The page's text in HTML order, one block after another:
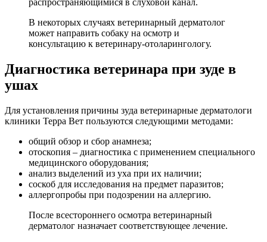
распространяющимися в слуховой канал.
В некоторых случаях ветеринарный дерматолог
может направить собаку на осмотр и
консультацию к ветеринару-отоларингологу.
Диагностика ветеринара при зуде в
ушах
Для установления причины зуда ветеринарные дерматологи
клиники Терра Вет пользуются следующими методами:
общий обзор и сбор анамнеза;
отоскопия – диагностика с применением специального
медицинского оборудования;
анализ выделений из уха при их наличии;
соскоб для исследования на предмет паразитов;
аллергопробы при подозрении на аллергию.
После всестороннего осмотра ветеринарный
дерматолог назначает соответствующее лечение.